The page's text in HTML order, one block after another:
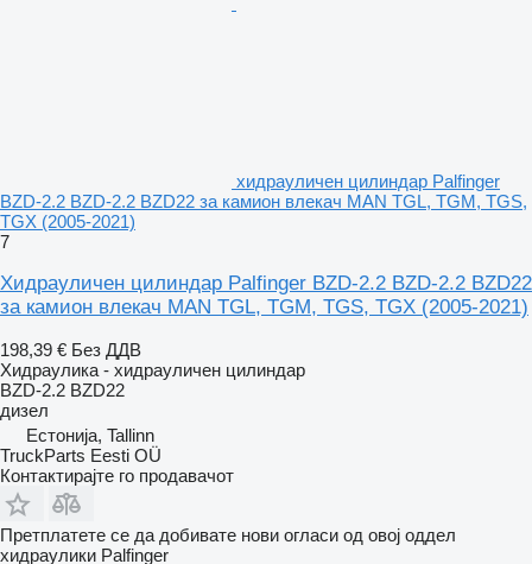
хидрауличен цилиндар Palfinger
BZD-2.2 BZD-2.2 BZD22 за камион влекач MAN TGL, TGM, TGS,
TGX (2005-2021)
7
Хидрауличен цилиндар Palfinger BZD-2.2 BZD-2.2 BZD22
за камион влекач MAN TGL, TGM, TGS, TGX (2005-2021)
198,39 € Без ДДВ
Хидраулика - хидрауличен цилиндар
BZD-2.2 BZD22
дизел
Естонија, Tallinn
TruckParts Eesti OÜ
Контактирајте го продавачот
Претплатете се да добивате нови огласи од овој оддел
хидраулики Palfinger